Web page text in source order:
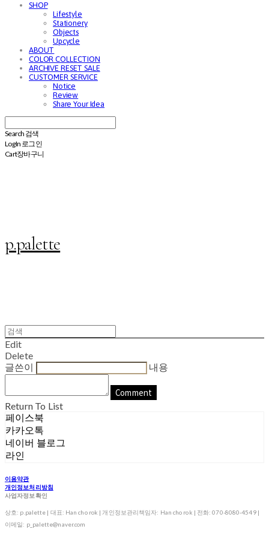
SHOP
Lifestyle
Stationery
Objects
Upcycle
ABOUT
COLOR COLLECTION
ARCHIVE RESET SALE
CUSTOMER SERVICE
Notice
Review
Share Your Idea
Search 검색
Log In 로그인
Cart장바구니
p.palette
Edit
Delete
글쓴이
내용
Comment
Return To List
페이스북
카카오톡
네이버 블로그
라인
이용약관
개인정보처리방침
사업자정보확인
상호: p.palette | 대표: Han cho rok | 개인정보관리책임자: Han cho rok | 전화: 070-8080-4549 |
이메일: p_palette@naver.com